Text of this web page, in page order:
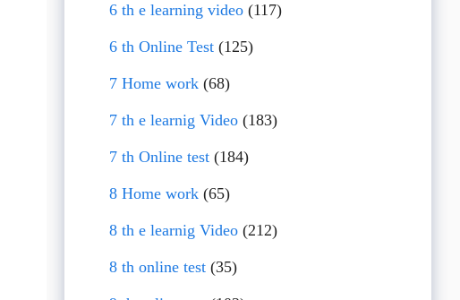
6 th e learning video (117)
6 th Online Test (125)
7 Home work (68)
7 th e learnig Video (183)
7 th Online test (184)
8 Home work (65)
8 th e learnig Video (212)
8 th online test (35)